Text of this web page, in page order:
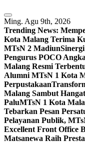
Ming. Agu 9th, 2026
Trending News:
Kota Malang Terima
MTsN 2 Madiun
Pengurus POCO
Malang Resmi
Alumni MTsN 1 Kota
Perpustakaan
Malang Sambut
PaluMTsN 1 Kota
Tebarkan Pesan
Pelayanan Publik,
Excellent Front Office
Matsanewa Raih